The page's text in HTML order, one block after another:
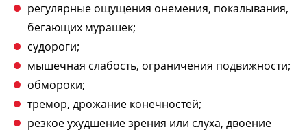
регулярные ощущения онемения, покалывания,
бегающих мурашек;
судороги;
мышечная слабость, ограничения подвижности;
обмороки;
тремор, дрожание конечностей;
резкое ухудшение зрения или слуха, двоение